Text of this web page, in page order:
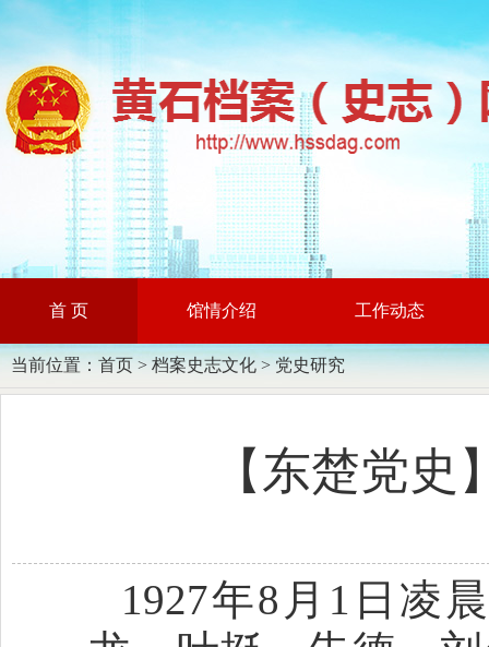
首 页 馆情介绍 工作动态
当前位置： 首页 > 档案史志文化 > 党史研究
【东楚党
1927年8月1日凌